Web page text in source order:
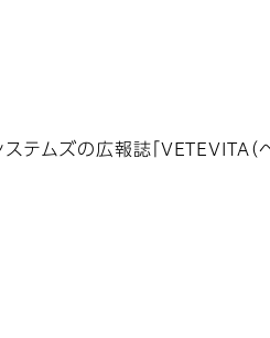
テムズの広報誌「VETEVITA（ベ